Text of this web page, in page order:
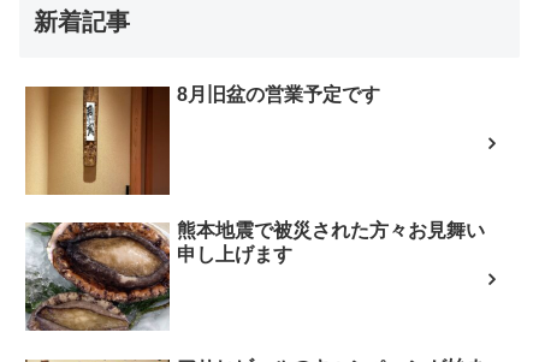
新着記事
8月旧盆の営業予定です
熊本地震で被災された方々お見舞い
申し上げます